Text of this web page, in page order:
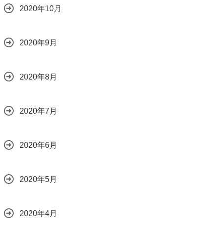
2020年10月
2020年9月
2020年8月
2020年7月
2020年6月
2020年5月
2020年4月